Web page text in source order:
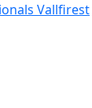
Vallfirest